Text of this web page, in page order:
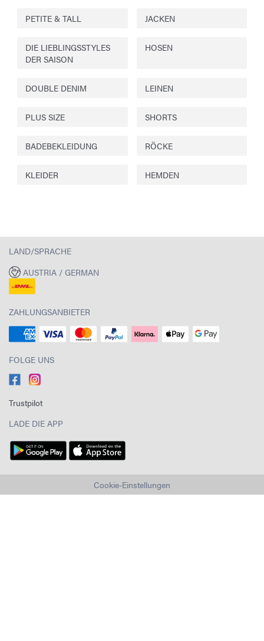
PETITE & TALL JACKEN
DIE LIEBLINGSSTYLES
DER SAISON
HOSEN
DOUBLE DENIM LEINEN
PLUS SIZE SHORTS
BADEBEKLEIDUNG RÖCKE
KLEIDER HEMDEN
LAND/SPRACHE
AUSTRIA / GERMAN
ZAHLUNGSANBIETER
FOLGE UNS
Trustpilot
LADE DIE APP
Cookie-Einstellungen